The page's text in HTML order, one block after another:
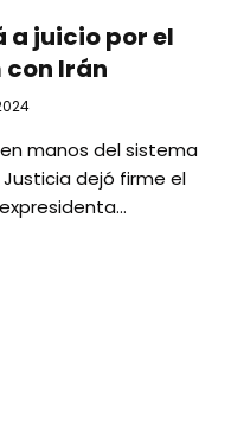
a juicio por el
Irán
manos del sistema
dejó firme el